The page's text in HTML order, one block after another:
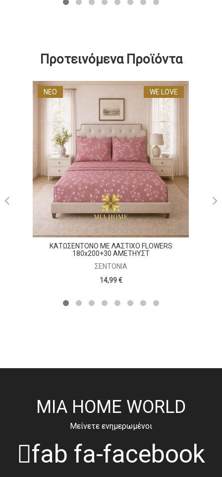
Προτεινόμενα Προϊόντα
ΝΕΟ WE LOVE
ΚΑΤΩΣΕΝΤΟΝΟ ΜΕ ΛΑΣΤΙΧΟ FLOWERS
180x200+30 ΑΜΕΤΗΥΣΤ
ΣΕΝΤΌΝΙΑ
14,99 €
MIA HOME WORLD
Μείνετε ενημερωμένοι
fab fa-facebook